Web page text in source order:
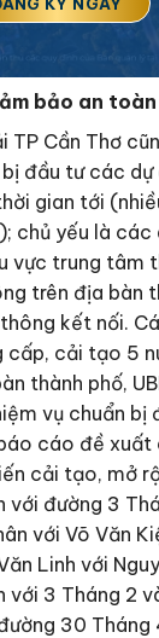
bảo an
TP Cần Thơ
đầu tư các dự
gian tới
chủ yếu là các
vực trung tâm
trên địa bàn
kết nối.
cấp, cải tạo 5
thành phố,
vụ chuẩn bị
cáo đề xuất
cải tạo, mở
với đường 3
với Võ Văn
Linh với
với 3 Tháng 2
30